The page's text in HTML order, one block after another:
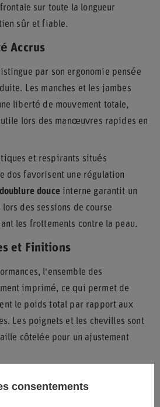
sur toute la longueur
sûr et fiable.
Accrus
par son ergonomie pensée
Les manches et les jambes
liberté de mouvement totale,
lors des manœuvres rapides en
et respirants situés
dos favorisent une régulation
doublure douceinterne garantit un
des sessions de course
les frottements contre la peau.
et Finitions
l'ensemble des
imprimé, ce qui permet de
le poids total par rapport aux
Les poignets et les chevilles sont
côtelée pour un ajustement
pratique sans
consentements